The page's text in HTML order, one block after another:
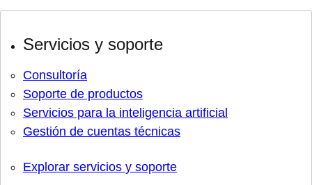
Servicios y soporte
Consultoría
Soporte de productos
Servicios para la inteligencia artificial
Gestión de cuentas técnicas
Explorar servicios y soporte